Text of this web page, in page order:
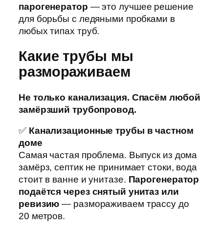
парогенератор — это лучшее решение
для борьбы с ледяными пробками в
любых типах труб.
Какие трубы мы
размораживаем
Не только канализация. Спасём любой
замёрзший трубопровод.
✅ Канализационные трубы в частном
доме
Самая частая проблема. Выпуск из дома
замёрз, септик не принимает стоки, вода
стоит в ванне и унитазе. Парогенератор
подаётся через снятый унитаз или
ревизию — размораживаем трассу до
20 метров.